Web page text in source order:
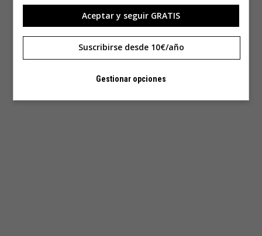
Aceptar y seguir GRATIS
Suscribirse desde 10€/año
Gestionar opciones